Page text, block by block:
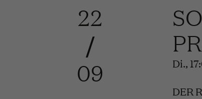
22
/
09
Di.,
DER